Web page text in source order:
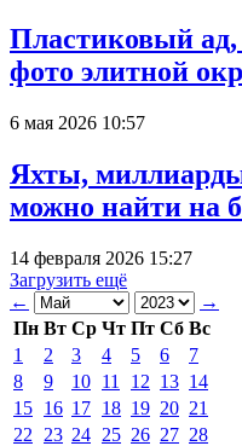
Пластиковый
фото элитной
6 мая 2026 10:57
Яхты,
можно найти на
14 февраля 2026 15:27
Загрузить ещё
←
→
Пн Вт Ср Чт Пт Сб Вс
1
2 3 4 5 6
7
8
9 10 11 12 13 14
15 16 17 18 19 20 21
22
23 24 25 26 27 28